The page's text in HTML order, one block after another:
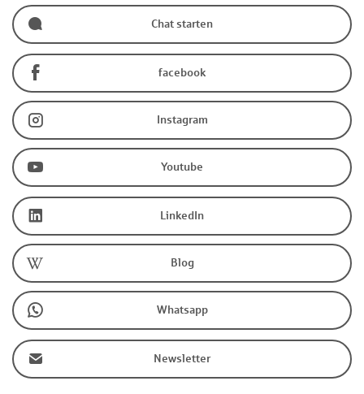
Chat starten
facebook
Instagram
Youtube
LinkedIn
Blog
Whatsapp
Newsletter